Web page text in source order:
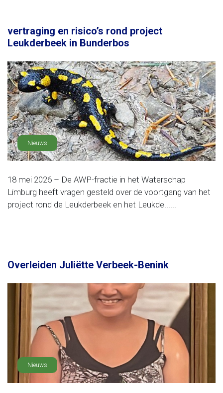
vertraging en risico’s rond project
Leukderbeek in Bunderbos
Nieuws
18 mei 2026 – De AWP-fractie in het Waterschap
Limburg heeft vragen gesteld over de voortgang van het
project rond de Leukderbeek en het Leukde......
Overleiden Juliëtte Verbeek-Benink
Nieuws